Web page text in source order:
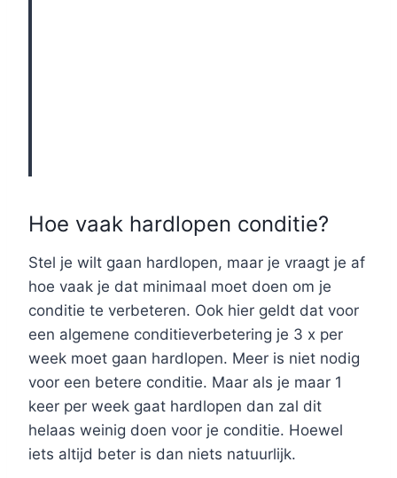
Hoe vaak hardlopen conditie?
Stel je wilt gaan hardlopen, maar je vraagt je af
hoe vaak je dat minimaal moet doen om je
conditie te verbeteren. Ook hier geldt dat voor
een algemene conditieverbetering je 3 x per
week moet gaan hardlopen. Meer is niet nodig
voor een betere conditie. Maar als je maar 1
keer per week gaat hardlopen dan zal dit
helaas weinig doen voor je conditie. Hoewel
iets altijd beter is dan niets natuurlijk.